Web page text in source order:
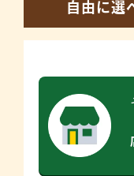
自由に選